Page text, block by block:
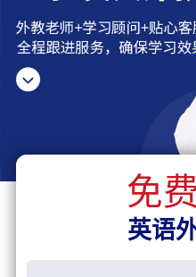
免
英语